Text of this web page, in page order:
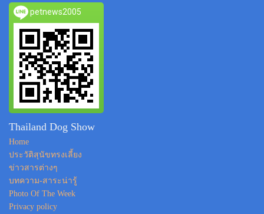
petnews2005
Thailand Dog Show
Home
ประวัติสุนัขทรงเลี้ยง
ข่าวสารต่างๆ
บทความ-สาระน่ารู้
Photo Of The Week
Privacy policy